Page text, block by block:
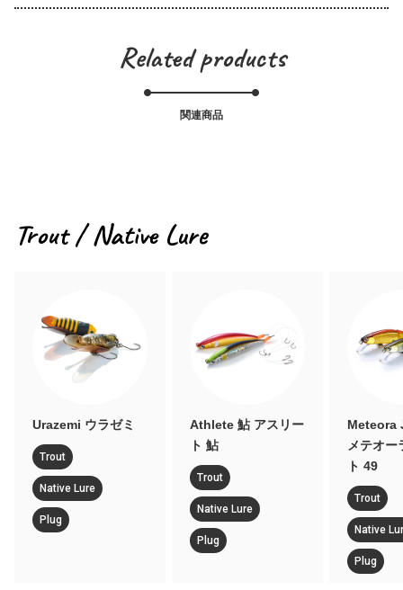
Related products
関連商品
Trout / Native Lure
Athlete 鮎 アスリー
ト 鮎
Trout
Native Lure
Meteora Joint 49
メテオーラジョイン
ト 49
Trout
Native Lure
マンダー
Native
Plug